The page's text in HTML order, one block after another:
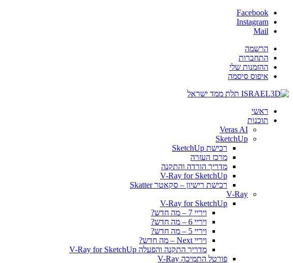
Facebook
Instagram
Mail
הרשמה
התחברות
ההזמנות שלי
איפוס סיסמה
ראשי
תוכנות
Veras AI
SketchUp
רכישת SketchUp
מרכז העזרה
מדריך הורדה והתקנה
V-Ray for SketchUp
רכישת רישיון – סקאטר Skatter
V-Ray
V-Ray for SketchUp
ויריי 7 – מה חדש?
ויריי 6 – מה חדש?
ויריי 5 – מה חדש?
ויריי Next – מה חדש?
מדריך התקנה והפעלה V-Ray for SketchUp
פורטל התמיכה V-Ray